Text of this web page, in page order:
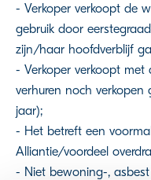
- Verkoper verkoopt de
gebruik door
zijn/haar hoofdverblijf
- Verkoper verkoopt
verhuren noch verkopen
jaar);
- Het betreft een
Alliantie/voordeel
- Niet bewoning-,